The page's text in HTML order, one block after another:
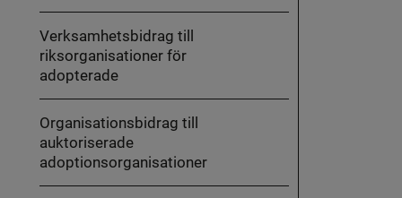
Verksamhetsbidrag till
riksorganisationer för
adopterade
Organisationsbidrag till
auktoriserade
adoptionsorganisationer